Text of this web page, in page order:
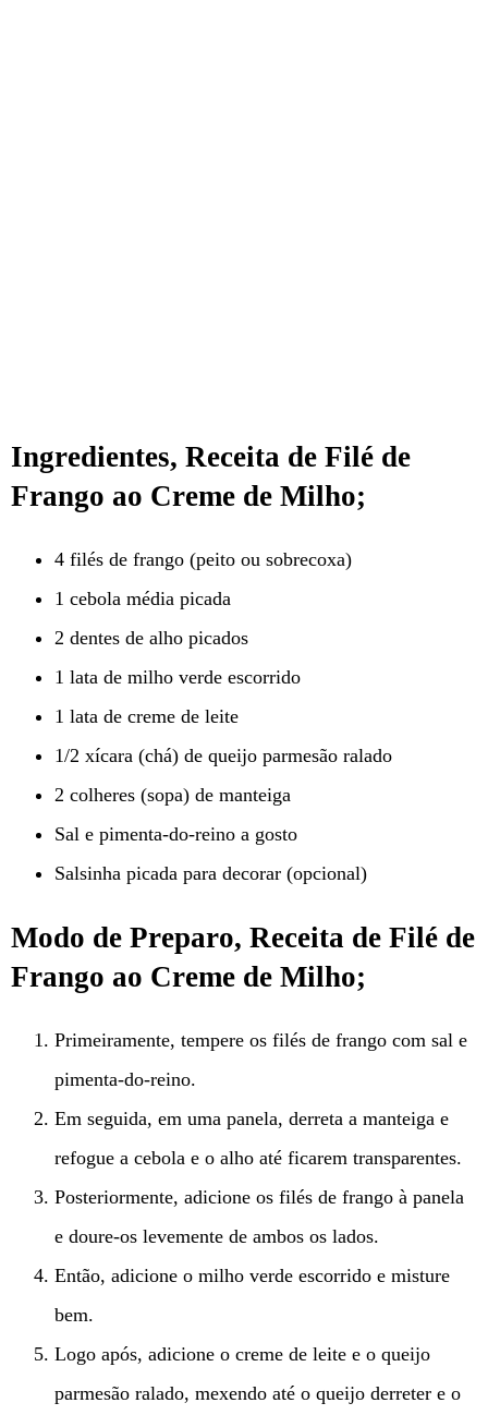
Ingredientes, Receita de Filé de
Frango ao Creme de Milho;
4 filés de frango (peito ou sobrecoxa)
1 cebola média picada
2 dentes de alho picados
1 lata de milho verde escorrido
1 lata de creme de leite
1/2 xícara (chá) de queijo parmesão ralado
2 colheres (sopa) de manteiga
Sal e pimenta-do-reino a gosto
Salsinha picada para decorar (opcional)
Modo de Preparo, Receita de Filé de
Frango ao Creme de Milho;
Primeiramente, tempere os filés de frango com sal e
pimenta-do-reino.
Em seguida, em uma panela, derreta a manteiga e
refogue a cebola e o alho até ficarem transparentes.
Posteriormente, adicione os filés de frango à panela
e doure-os levemente de ambos os lados.
Então, adicione o milho verde escorrido e misture
bem.
Logo após, adicione o creme de leite e o queijo
parmesão ralado, mexendo até o queijo derreter e o